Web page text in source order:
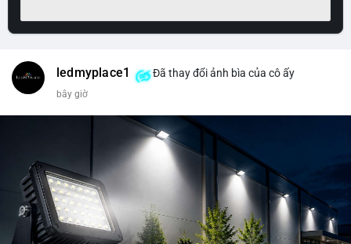
ledmyplace1 Đã thay đổi ảnh bìa của cô ấy
bây giờ